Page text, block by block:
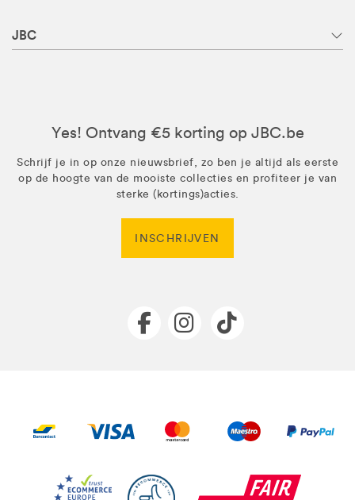
JBC
Yes! Ontvang €5 korting op JBC.be
Schrijf je in op onze nieuwsbrief, zo ben je altijd als eerste
op de hoogte van de mooiste collecties en profiteer je van
sterke (kortings)acties.
INSCHRIJVEN